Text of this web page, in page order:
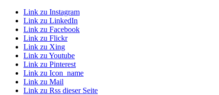
Link zu Instagram
Link zu LinkedIn
Link zu Facebook
Link zu Flickr
Link zu Xing
Link zu Youtube
Link zu Pinterest
Link zu Icon_name
Link zu Mail
Link zu Rss dieser Seite